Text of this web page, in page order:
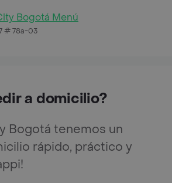
Bogotá Menú
# 78a-03
a domicilio?
Bogotá tenemos un
rápido, práctico y